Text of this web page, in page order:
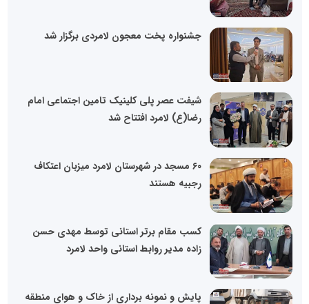
جشنواره پخت معجون لامردی برگزار شد
شیفت عصر پلی کلینیک تامین اجتماعی امام
رضا(ع) لامرد افتتاح شد
۶۰ مسجد در شهرستان لامرد میزبان اعتکاف
رجبیه هستند
کسب مقام برتر استانی توسط مهدی حسن
زاده مدیر روابط استانی واحد لامرد
پایش و نمونه برداری از خاک و هوای منطقه